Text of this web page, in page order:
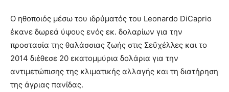
Ο ηθοποιός μέσω του ιδρύματός του Leonardo DiCaprio
έκανε δωρεά ύψους ενός εκ. δολαρίων για την
προστασία της θαλάσσιας ζωής στις Σεϋχέλλες και το
2014 διέθεσε 20 εκατομμύρια δολάρια για την
αντιμετώπισης της κλιματικής αλλαγής και τη διατήρηση
της άγριας πανίδας.